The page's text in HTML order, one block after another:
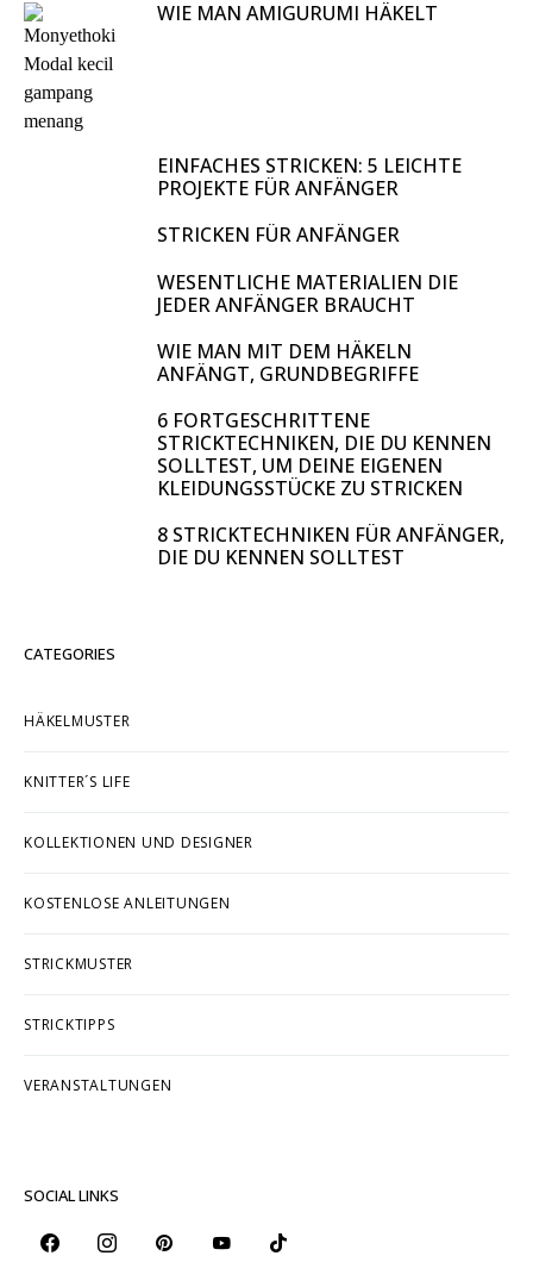
WIE MAN AMIGURUMI HÄKELT
EINFACHES STRICKEN: 5 LEICHTE
PROJEKTE FÜR ANFÄNGER
STRICKEN FÜR ANFÄNGER
WESENTLICHE MATERIALIEN DIE
JEDER ANFÄNGER BRAUCHT
WIE MAN MIT DEM HÄKELN
ANFÄNGT, GRUNDBEGRIFFE
6 FORTGESCHRITTENE
STRICKTECHNIKEN, DIE DU KENNEN
SOLLTEST, UM DEINE EIGENEN
KLEIDUNGSSTÜCKE ZU STRICKEN
8 STRICKTECHNIKEN FÜR ANFÄNGER,
DIE DU KENNEN SOLLTEST
CATEGORIES
HÄKELMUSTER
KNITTER´S LIFE
KOLLEKTIONEN UND DESIGNER
KOSTENLOSE ANLEITUNGEN
STRICKMUSTER
STRICKTIPPS
VERANSTALTUNGEN
SOCIAL LINKS